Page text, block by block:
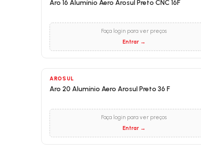
Aro 16 Alumínio Aero Arosul Preto CNC 16F
Faça login para ver preços
Entrar →
AROSUL
Aro 20 Alumínio Aero Arosul Preto 36 F
Faça login para ver preços
Entrar →